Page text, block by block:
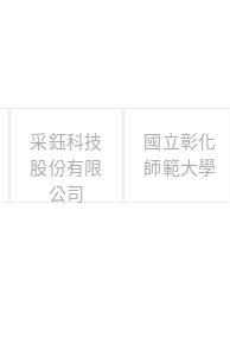
采鈺科技
股份有限
公司
國立彰化
師範大學